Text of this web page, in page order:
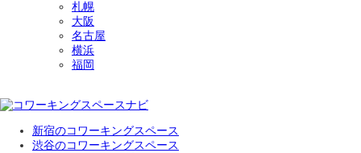
札幌
大阪
名古屋
横浜
福岡
新宿のコワーキングスペース
渋谷のコワーキングスペース